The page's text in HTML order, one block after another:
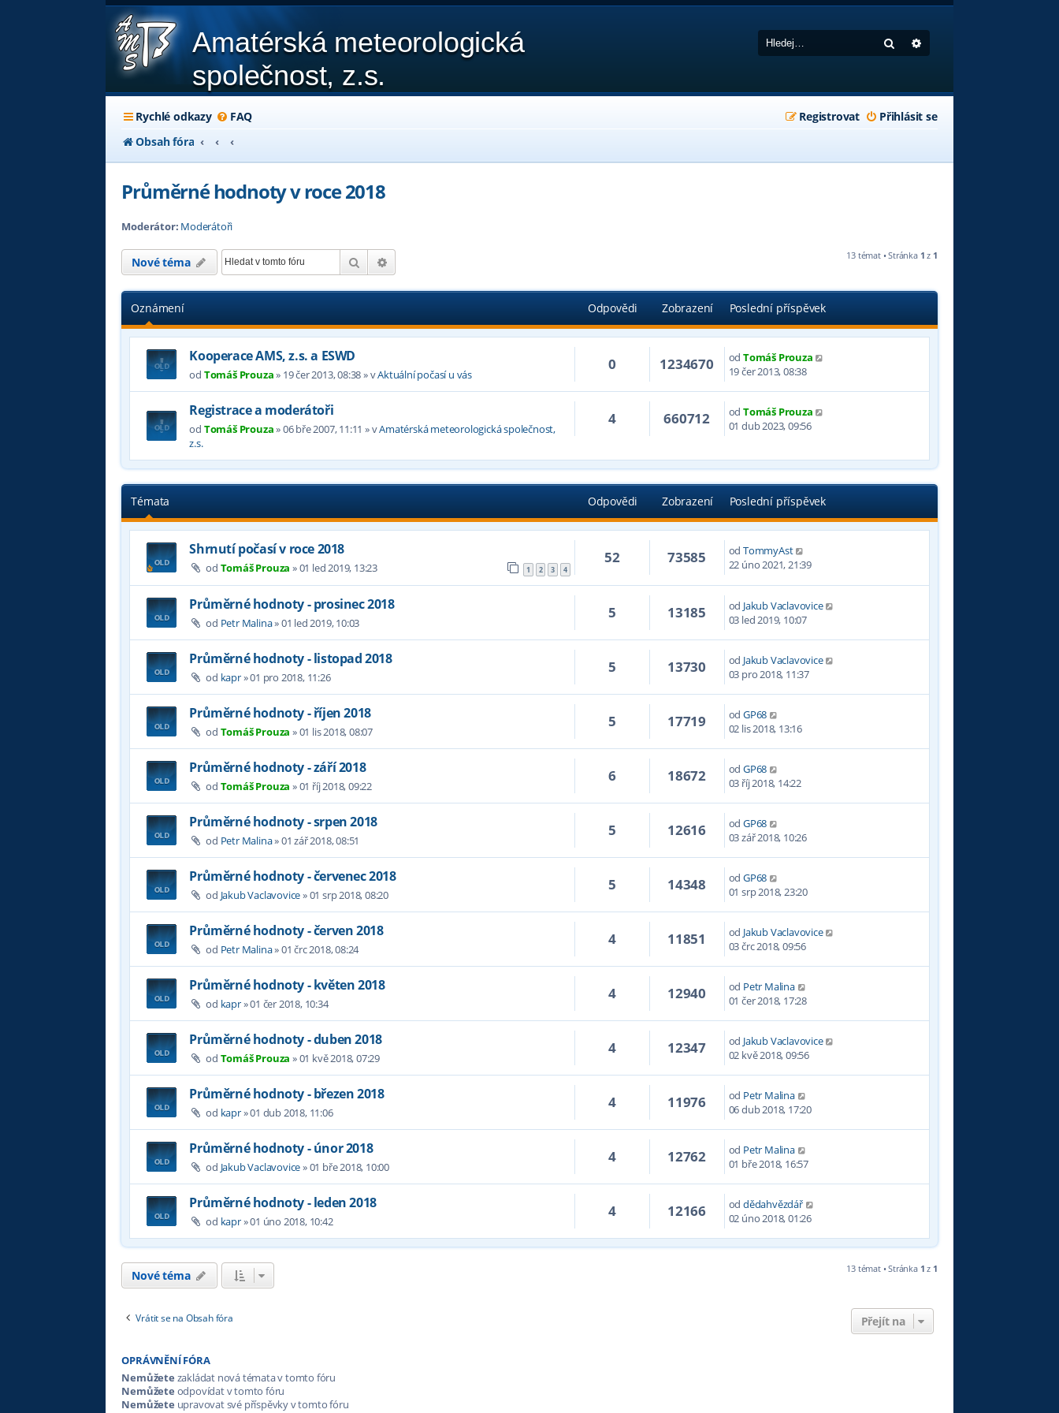
Amatérská meteorologická
společnost, z.s.
Hledat
Rychlé odkazy FAQ Přihlásit se
Registrovat
Obsah fóra
Průměrné hodnoty v roce 2018
Moderátor: Moderátoři
Nové téma Hledat 13 témat • Stránka 1 z 1
Oznámení Odpovědi Zobrazení Poslední příspěvek
Kooperace AMS, z.s. a ESWD
od Tomáš Prouza» 19 čer 2013, 08:38» vAktuální počasí u vás
0 1234670 od Tomáš Prouza
19 čer 2013, 08:38
Registrace a moderátoři
od Tomáš Prouza»06 bře 2007, 11:11 » vAmatérská meteorologická společnost,
z.s.
4 660712 od Tomáš Prouza
01 dub 2023, 09:56
Témata Odpovědi Zobrazení Poslední příspěvek
Shrnutí počasí v roce 2018
od Tomáš Prouza »01 led 2019, 13:23 1 2 3 4
52 73585 od TommyAst
22 úno 2021, 21:39
Průměrné hodnoty - prosinec 2018
od Petr Malina»01 led 2019, 10:03
5 13185 od Jakub Vaclavovice
03 led 2019, 10:07
Průměrné hodnoty - listopad 2018
od kapr»01 pro 2018, 11:26
5 13730 od Jakub Vaclavovice
03 pro 2018, 11:37
Průměrné hodnoty - říjen 2018
od Tomáš Prouza »01 lis 2018, 08:07
5 17719 od GP68
02 lis 2018, 13:16
Průměrné hodnoty - září 2018
od Tomáš Prouza »01 říj 2018, 09:22
6 18672 od GP68
03 říj 2018, 14:22
Průměrné hodnoty - srpen 2018
od Petr Malina»01 zář 2018, 08:51
5 12616 od GP68
03 zář 2018, 10:26
Průměrné hodnoty - červenec 2018
od Jakub Vaclavovice»01 srp 2018, 08:20
5 14348 od GP68
01 srp 2018, 23:20
Průměrné hodnoty - červen 2018
od Petr Malina»01 črc 2018, 08:24
4 11851 od Jakub Vaclavovice
03 črc 2018, 09:56
Průměrné hodnoty - květen 2018
od kapr»01 čer 2018, 10:34
4 12940 od Petr Malina
01 čer 2018, 17:28
Průměrné hodnoty - duben 2018
od Tomáš Prouza »01 kvě 2018, 07:29
4 12347 od Jakub Vaclavovice
02 kvě 2018, 09:56
Průměrné hodnoty - březen 2018
od kapr»01 dub 2018, 11:06
4 11976 od Petr Malina
06 dub 2018, 17:20
Průměrné hodnoty - únor 2018
od Jakub Vaclavovice»01 bře 2018, 10:00
4 12762 od Petr Malina
01 bře 2018, 16:57
Průměrné hodnoty - leden 2018
od kapr»01 úno 2018, 10:42
4 12166 od dědahvězdář
02 úno 2018, 01:26
Nové téma 13 témat • Stránka 1 z 1
Vrátit se na Obsah fóra Přejít na
OPRÁVNĚNÍ FÓRA
Nemůžete zakládat nová témata v tomto fóru
Nemůžete odpovídat v tomto fóru
Nemůžete upravovat své příspěvky v tomto fóru